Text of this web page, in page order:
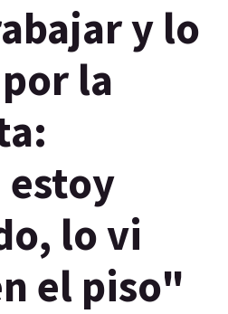
y lo
la
estoy
lo vi
el piso"